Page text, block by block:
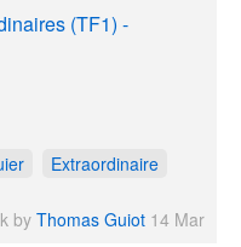
(TF1) -
Extraordinaire
by Thomas Guiot 14 Mar